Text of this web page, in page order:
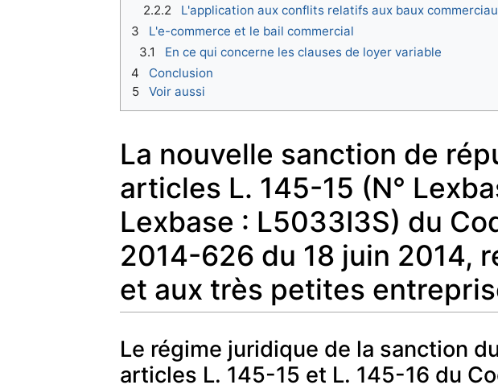
2.2.2
L'application aux conflits relatifs aux baux
3
L'e-commerce et le bail commercial
3.1
En ce qui concerne les clauses de loyer variable
4
Conclusion
5
Voir aussi
La nouvelle sanction de
articles L. 145-15 (N°
Lexbase : L5033I3S) du
2014-626 du 18 juin 2014,
et aux très petites
Le régime juridique de la sanction
articles L. 145-15 et L. 145-16 du